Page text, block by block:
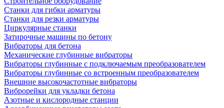
Станки для гибки арматуры
Станки для резки арматуры
Циркулярные станки
Затирочные машины по бетону
Вибраторы для бетона
Механические глубинные вибраторы
Вибраторы глубинные с подключаемым преобразователем
Вибраторы глубинные со встроенным преобразователем
Внешние высокочастотные вибраторы
Виброрейки для укладки бетона
Азотные и кислородные станции